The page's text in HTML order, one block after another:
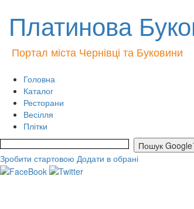
Платинова
Портал міста Чернівці та Буковини
Головна
Каталог
Ресторани
Весілля
Плітки
Зробити стартовою Додати в обрані